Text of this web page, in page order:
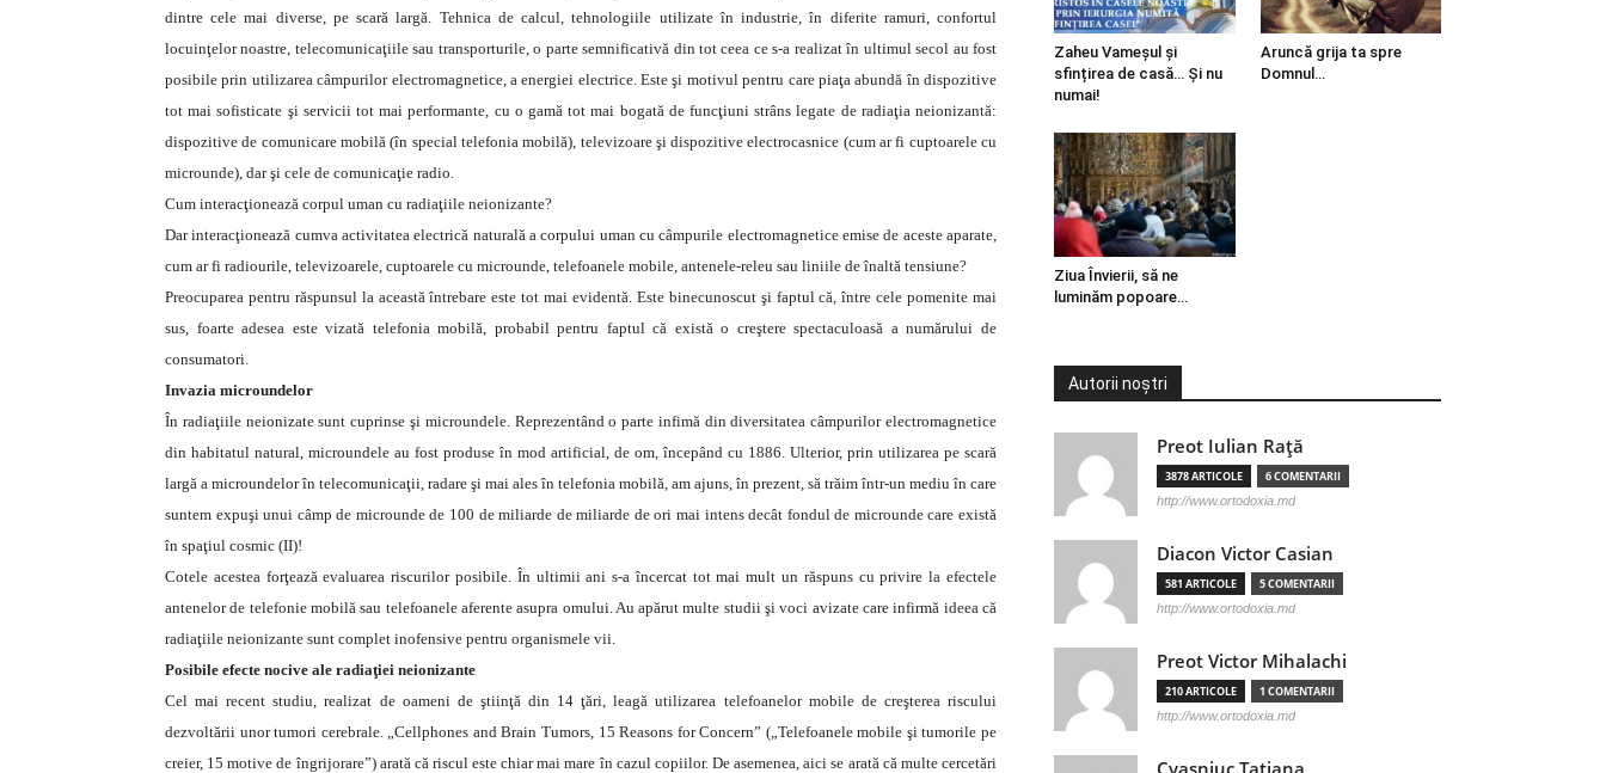
dintre cele mai diverse, pe scară largă. Tehnica de calcul, tehnologiile utilizate în industrie, în diferite ramuri, confortul
locuinţelor noastre, telecomunicaţiile sau transporturile, o parte semnificativă din tot ceea ce s-a realizat în ultimul secol au fost
posibile prin utilizarea câmpurilor electromagnetice, a energiei electrice. Este şi motivul pentru care piaţa abundă în dispozitive
tot mai sofisticate şi servicii tot mai performante, cu o gamă tot mai bogată de funcţiuni strâns legate de radiaţia neionizantă:
dispozitive de comunicare mobilă (în special telefonia mobilă), televizoare şi dispozitive electrocasnice (cum ar fi cuptoarele cu
microunde), dar şi cele de comunicaţie radio.
Cum interacţionează corpul uman cu radiaţiile neionizante?
Dar interacţionează cumva activitatea electrică naturală a corpului uman cu câmpurile electromagnetice emise de aceste aparate,
cum ar fi radiourile, televizoarele, cuptoarele cu microunde, telefoanele mobile, antenele-releu sau liniile de înaltă tensiune?
Preocuparea pentru răspunsul la această întrebare este tot mai evidentă. Este binecunoscut şi faptul că, între cele pomenite mai
sus, foarte adesea este vizată telefonia mobilă, probabil pentru faptul că există o creştere spectaculoasă a numărului de
consumatori.
Invazia microundelor
În radiaţiile neionizate sunt cuprinse şi microundele. Reprezentând o parte infimă din diversitatea câmpurilor electromagnetice
din habitatul natural, microundele au fost produse în mod artificial, de om, începând cu 1886. Ulterior, prin utilizarea pe scară
largă a microundelor în telecomunicaţii, radare şi mai ales în telefonia mobilă, am ajuns, în prezent, să trăim într-un mediu în care
suntem expuşi unui câmp de microunde de 100 de miliarde de miliarde de ori mai intens decât fondul de microunde care există
în spaţiul cosmic (II)!
Cotele acestea forţează evaluarea riscurilor posibile. În ultimii ani s-a încercat tot mai mult un răspuns cu privire la efectele
antenelor de telefonie mobilă sau telefoanele aferente asupra omului. Au apărut multe studii şi voci avizate care infirmă ideea că
radiaţiile neionizante sunt complet inofensive pentru organismele vii.
Posibile efecte nocive ale radiaţiei neionizante
Cel mai recent studiu, realizat de oameni de ştiinţă din 14 ţări, leagă utilizarea telefoanelor mobile de creşterea riscului
dezvoltării unor tumori cerebrale. „Cellphones and Brain Tumors, 15 Reasons for Concern” („Telefoanele mobile şi tumorile pe
creier, 15 motive de îngrijorare”) arată că riscul este chiar mai mare în cazul copiilor. De asemenea, aici se arată că multe cercetări
Zaheu Vameșul și
sfințirea de casă… Și nu
numai!
Aruncă grija ta spre
Domnul…
Ziua Învierii, să ne
luminăm popoare…
Autorii noștri
Preot Iulian Raţă
3878 ARTICOLE 6 COMENTARII
http://www.ortodoxia.md
Diacon Victor Casian
581 ARTICOLE 5 COMENTARII
http://www.ortodoxia.md
Preot Victor Mihalachi
210 ARTICOLE 1 COMENTARII
http://www.ortodoxia.md